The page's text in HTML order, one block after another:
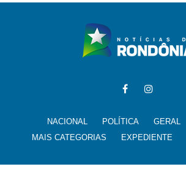
NACIONAL POLÍTICA GERAL
MAIS CATEGORIAS
EXPEDIENTE